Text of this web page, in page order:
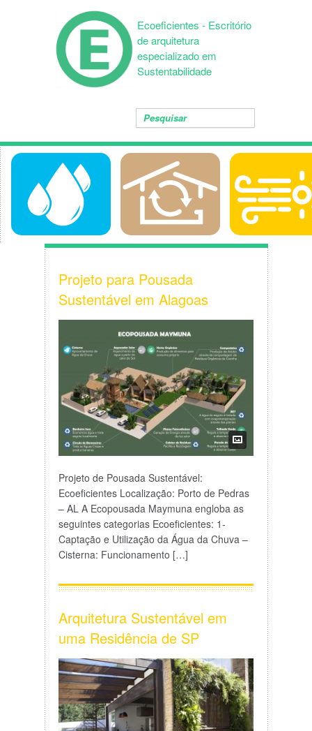
Ecoeficientes - Escritório
de arquitetura
especializado em
Sustentabilidade
Projeto para Pousada
Sustentável em Alagoas
Projeto de Pousada Sustentável:
Ecoeficientes Localização: Porto de Pedras
– AL A Ecopousada Maymuna engloba as
seguintes categorias Ecoeficientes: 1-
Captação e Utilização da Água da Chuva –
Cisterna: Funcionamento […]
Arquitetura Sustentável em
uma Residência de SP